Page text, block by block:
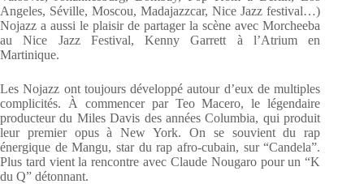
Angeles, Séville, Moscou, Madajazzcar, Nice Jazz festival…)
Nojazz a aussi le plaisir de partager la scène avec Morcheeba
au Nice Jazz Festival, Kenny Garrett à l’Atrium en
Martinique.
Les Nojazz ont toujours développé autour d’eux de multiples
complicités. À commencer par Teo Macero, le légendaire
producteur du Miles Davis des années Columbia, qui produit
leur premier opus à New York. On se souvient du rap
énergique de Mangu, star du rap afro-cubain, sur “Candela”.
Plus tard vient la rencontre avec Claude Nougaro pour un “K
du Q” détonnant.